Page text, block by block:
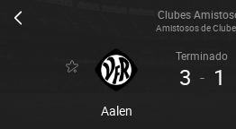
Clubes
Amistosos de
Aalen
Terminado
3 - 1